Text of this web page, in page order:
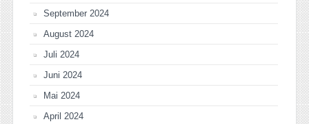
September 2024
August 2024
Juli 2024
Juni 2024
Mai 2024
April 2024